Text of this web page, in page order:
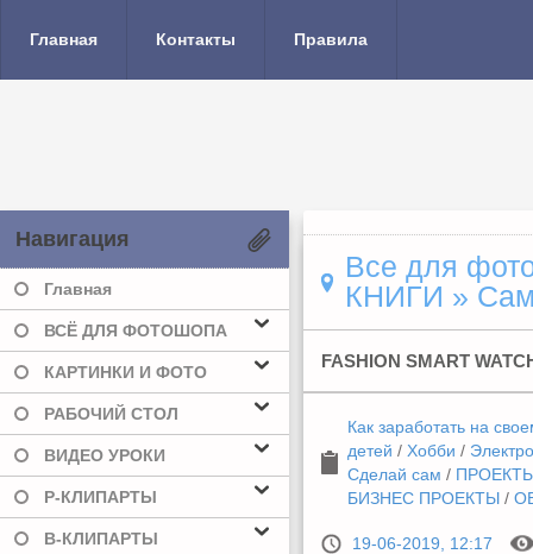
Главная Контакты Правила
Навигация
Главная
ВСЁ ДЛЯ ФОТОШОПА
КАРТИНКИ И ФОТО
РАБОЧИЙ СТОЛ
ВИДЕО УРОКИ
Р-КЛИПАРТЫ
В-КЛИПАРТЫ
Все для
КНИГИ »
FASHION SMART
Как заработать на
детей / Хобби /
Сделай сам / ПРОЕКТЫ
БИЗНЕС ПРОЕКТЫ /
19-06-2019, 12:17